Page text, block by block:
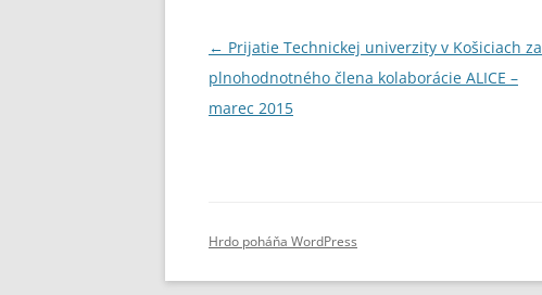
Navigácia
článkami
← Prijatie Technickej univerzity v Košiciach za
plnohodnotného člena kolaborácie ALICE –
marec 2015
Hrdo poháňa WordPress